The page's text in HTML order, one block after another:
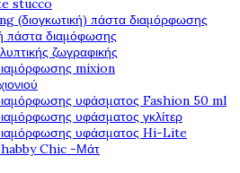
stucco
(διογκωτική) πάστα διαμόρφωσης
πάστα διαμόφωσης
ζωγραφικής
mixion
υφάσματος Fashion 50 ml
υφάσματος γκλίτερ
υφάσματος Hi-Lite
Chic -Μάτ